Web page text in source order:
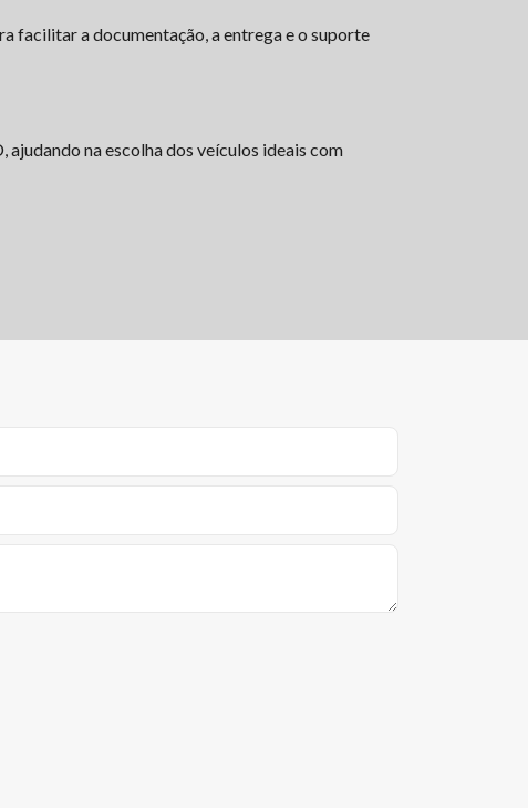
facilitar a documentação, a entrega e o suporte
na escolha dos veículos ideais com